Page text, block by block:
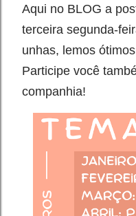
Aqui no BLOG a
terceira segunda-
unhas, lemos
Participe você
companhia!